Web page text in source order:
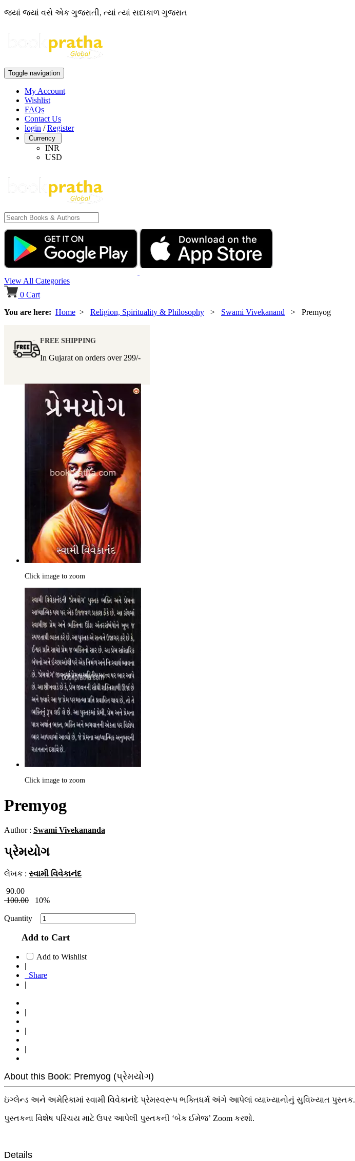
જ્યાં જ્યાં વસે એક ગુજરાતી, ત્યાં ત્યાં સદાકાળ ગુજરાત
Toggle navigation
My Account
Wishlist
FAQs
Contact Us
login /Register
Currency
INR
USD
View All Categories
0 Cart
You are here: Home > Religion, Spirituality & Philosophy > Swami Vivekanand > Premyog
FREE SHIPPING
In Gujarat on orders over 299/-
Click image to zoom
Click image to zoom
Premyog
Author : Swami Vivekananda
પ્રેમયોગ
લેખક : સ્વામી વિવેકાનંદ
90.00
100.00
10%
Quantity
Add to Cart
Add to Wishlist
|
Share
|
|
|
|
About this Book: Premyog (પ્રેમયોગ)
ઇંગ્લેન્ડ અને અમેરિકામાં સ્વામી વિવેકાનંદે પ્રેમસ્વરૂપ ભક્તિધર્મ અંગે આપેલાં વ્યાખ્યાનોનું સુવિખ્યાત પુસ્તક.
પુસ્તકના વિશેષ પરિચય માટે ઉપર આપેલી પુસ્તકની ‘બેક ઈમેજ’ Zoom કરશો.
Details